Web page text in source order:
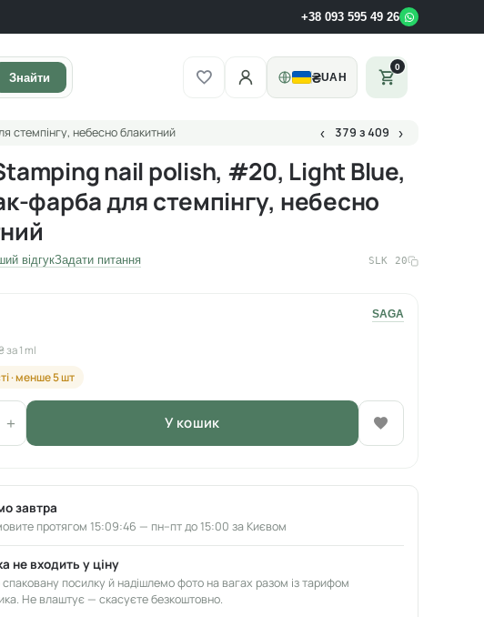
+38 093 595 49 26
Знайти ₴UAH
0
стемпінгу, небесно блакитний ‹ 379 з 409 ›
nail polish, #20, Light Blue,
фарба для стемпінгу, небесно
відгукЗадати питання SLK 20
за 1 ml
SAGA
· менше 5 шт
+ У кошик
завтра
протягом 15:09:45 — пн–пт до 15:00 за Києвом
не входить у ціну
посилку й надішлемо фото на вагах разом із тарифом
Не влаштує — скасуєте безкоштовно.